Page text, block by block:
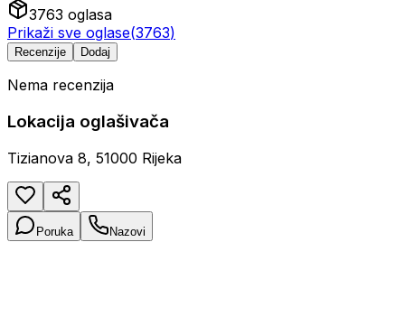
3763 oglasa
Prikaži sve oglase(3763)
Recenzije Dodaj
Nema recenzija
Lokacija oglašivača
Tizianova 8, 51000 Rijeka
Poruka Nazovi